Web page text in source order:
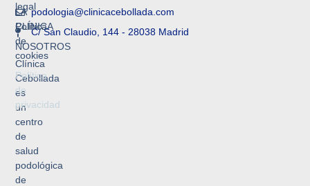
Clínica
Cebollada
es
un
centro
de
salud
podológica
de
LA
CLÍNICA
NOSOTROS
legal
Política
de
cookies
Política
de
privacidad
podologia@clinicacebollada.com
C/ San Claudio, 144 - 28038 Madrid